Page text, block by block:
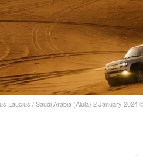
Laucius / Saudi Arabia (Alula) 2 January 2024